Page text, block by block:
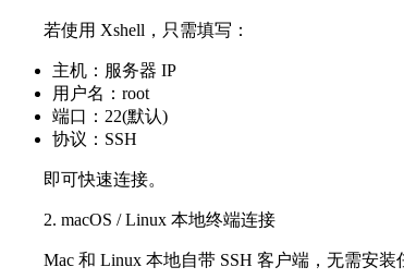
若使用 Xshell，只需填写：
主机：服务器 IP
用户名：root
端口：22(默认)
协议：SSH
即可快速连接。
2. macOS / Linux 本地终端连接
Mac 和 Linux 本地自带 SSH 客户端，无需安装